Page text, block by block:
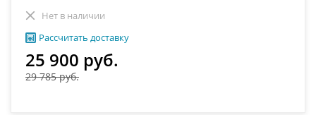
Нет в наличии
Рассчитать доставку
25 900 руб.
29 785 руб.